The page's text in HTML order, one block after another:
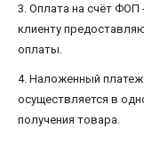
3. Оплата на счёт ФОП
клиенту
оплаты.
4. Наложенный платеж
осуществляется в
получения товара.